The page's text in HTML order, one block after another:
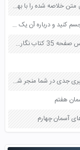
یکی از درس های مندرج در کتاب درسی خود را خلاصه کنید سپس متن خلاصه شده را با بهره گیری از روش های دسته بندی نمودار جدول نقشه مفهومی نشان دهید صفحه 118 نگارش یازدهم
یکی از صدا های آبشار به هم خوردن برگ ها زنبور را در ذهنتان مجسم کنید و درباره آن یک بند بنویسید صفحه 11 نگارش پنجم
یکی از دو موضوع را به دلخواه انتخاب کن و یک بند درباره آن بنویس صفحه 35 کتاب نگارش فارسی سوم
یکی از موثرترین پیام هایی را که دریافت کرده اید و به اقناع و تغییری جدی در شما منجر شده است برسی کنید و علت این تاثیر گذاری قابل توجه را بنویسید صفحه 52 تفکر و سواد رسانه ای دهم